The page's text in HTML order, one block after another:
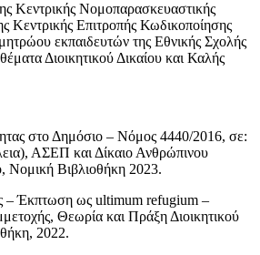
Κεντρικής Νομοπαρασκευαστικής
Κεντρικής Επιτροπής Κωδικοποίησης
εκπαιδευτών της Εθνικής Σχολής
Διοικητικού Δικαίου και Καλής
στο Δημόσιο – Νόμος 4440/2016, σε:
ΑΣΕΠ και Δίκαιο Ανθρώπινου
Νομική Βιβλιοθήκη 2023.
– Έκπτωση ως ultimum refugium –
Θεωρία και Πράξη Διοικητικού
2022.